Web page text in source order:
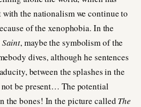
the nationalism we continue to
of the xenophobia. In the
, maybe the symbolism of the
dives, although he sentences
between the splashes in the
be present… The potential
the bones! In the picture called The